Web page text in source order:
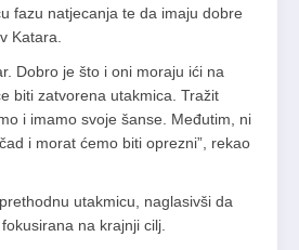
fazu natjecanja te da imaju dobre
Katara.
Dobro je što i oni moraju ići na
biti zatvorena utakmica. Tražit
i imamo svoje šanse. Međutim, ni
i morat ćemo biti oprezni”, rekao
utakmicu, naglasivši da
na krajnji cilj.